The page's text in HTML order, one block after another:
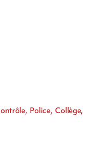
Police, Collège,